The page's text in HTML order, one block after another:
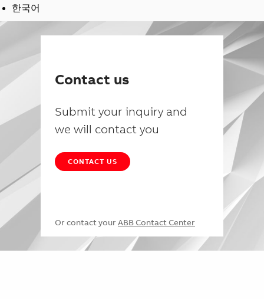
한국어
Contact us
Submit your inquiry and
we will contact you
CONTACT US
Or contact your ABB Contact Center